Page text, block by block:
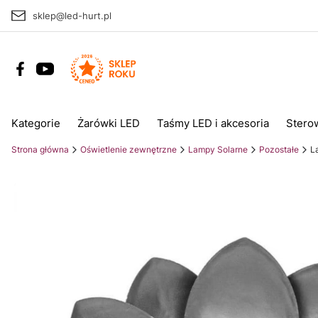
sklep@led-hurt.pl
Kategorie Żarówki LED Taśmy LED i akcesoria
Strona główna Oświetlenie zewnętrzne Lampy Solarne Pozostałe